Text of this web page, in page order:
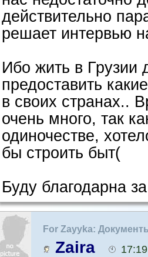
действительно
решает интервью
Ибо жить в Грузии
предоставить
в своих странах..
очень много, так
одиночестве,
бы строить быт(
Буду благодарна
For Zayyka:
самбо) и на
Zaira 17:19